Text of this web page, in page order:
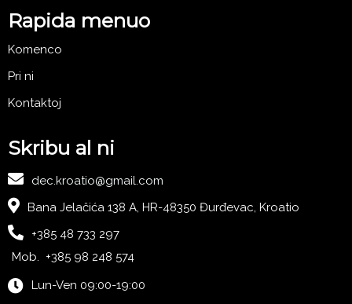
Rapida menuo
Komenco
Pri ni
Kontaktoj
Skribu al ni
dec.kroatio@gmail.com
Bana Jelačića 138 A, HR-48350 Đurđevac, Kroatio
+385 48 733 297
Mob. +385 98 248 574
Lun-Ven 09:00-19:00